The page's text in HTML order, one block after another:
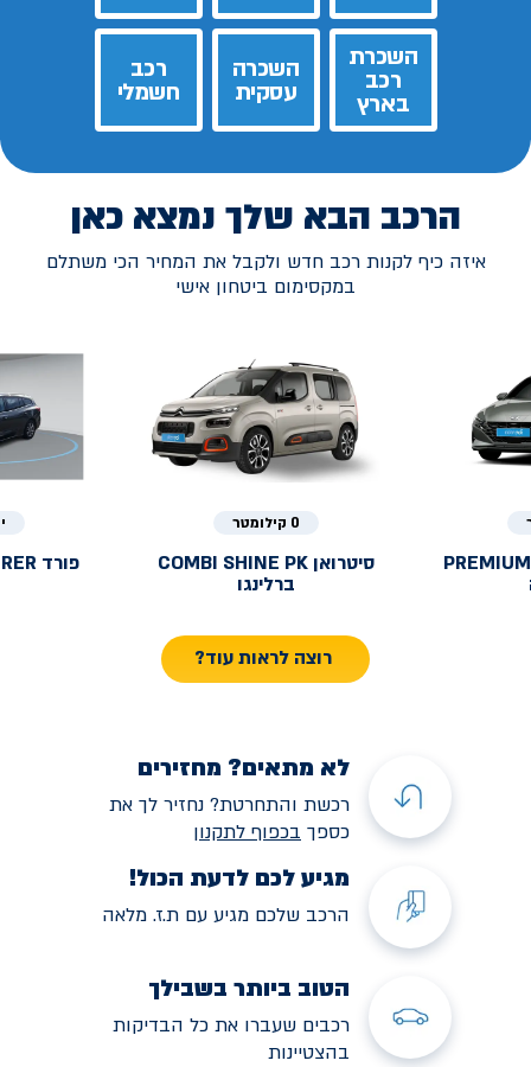
השכרת
רכב
בארץ
השכרה
עסקית
רכב
חשמלי
הרכב הבא שלך נמצא כאן
איזה כיף לקנות רכב חדש ולקבל את המחיר הכי משתלם
במקסימום ביטחון אישי
0 קילומטר
סיטרואן COMBI SHINE PK
ברלינגו
פורד
רוצה לראות עוד?
לא מתאים? מחזירים
רכשת והתחרטת? נחזיר לך את
כספך בכפוף לתקנון
מגיע לכם לדעת הכול!
הרכב שלכם מגיע עם ת.ז. מלאה
הטוב ביותר בשבילך
רכבים שעברו את כל הבדיקות
בהצטיינות